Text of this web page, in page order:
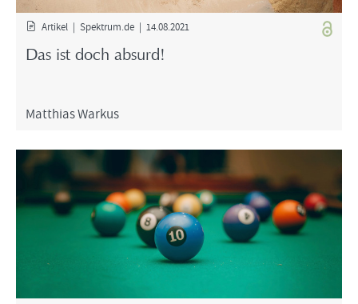
Ar­ti­kel | Spek­trum.de | 14.08.2021
Das ist doch ab­surd!
Mat­thi­as War­kus